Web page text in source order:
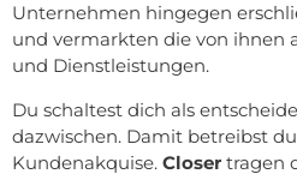
Unternehmen hingegen
und vermarkten die von ihnen
und Dienstleistungen.
Du schaltest dich als
dazwischen. Damit betreibst
Kundenakquise. Closer tragen